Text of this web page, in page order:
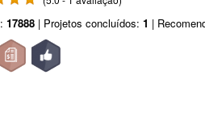
17888 | Projetos concluídos: 1 |